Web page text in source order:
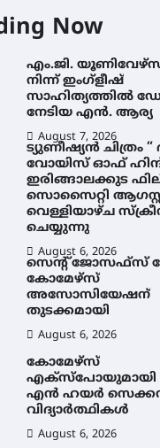
Now
ശനിയാഴ്ച അവധി
എം.ജി.
നിന്ന് ഇംഗ്ളീഷ്
സാഹിത്യത്തിൽ
നേടിയ എൻ. ആര്യ
August 7, 2026
ട്യുണീഷ്യൻ ചിത്രം ”
വോയിസ് ഓഫ്
ഇരിങ്ങാലക്കുട
സൊസൈറ്റി
വെള്ളിയാഴ്ച
ചെയ്യുന്നു
August 6, 2026
സെന്റ് ജോസഫ്സ്
കോമേഴ്‌സ്
അസോസിയേഷന്
തുടക്കമായി
August 6, 2026
കോമേഴ്സ്
എൻ ഹയർ
വിദ്യാർത്ഥികൾ
August 6, 2026